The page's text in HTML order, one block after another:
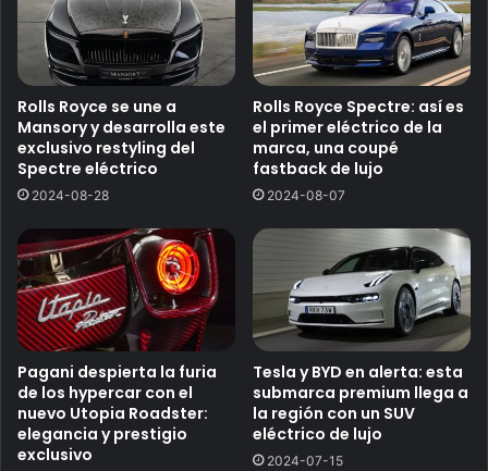
Rolls Royce se une a
Mansory y desarrolla este
exclusivo restyling del
Spectre eléctrico
2024-08-28
Rolls Royce Spectre: así es
el primer eléctrico de la
marca, una coupé
fastback de lujo
2024-08-07
Pagani despierta la furia
de los hypercar con el
nuevo Utopia Roadster:
elegancia y prestigio
exclusivo
Tesla y BYD en alerta: esta
submarca premium llega a
la región con un SUV
eléctrico de lujo
2024-07-15